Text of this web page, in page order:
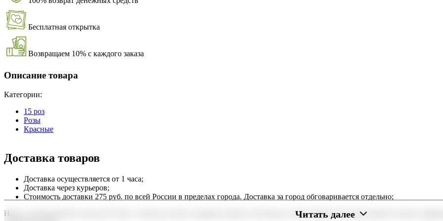
Бесплатная открытка
Возвращаем 10% с каждого заказа
Описание товара
Категории:
15 роз
Розы
Красные
Доставка товаров
Доставка осуществляется от 1 часа;
Доставка через курьеров;
Стоимость доставки 275 руб. по всей России в пределах города. Доставка за город обговаривается отдельно;
Наша служба работает круглосуточно, чтобы вы могли подарить радость близким в любое время. В нашем маркете можно
Читать далее